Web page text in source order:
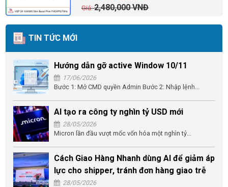
2,480,000VNĐ
TIN TỨC MỚI
Hướng dẫn gỡ active Window 10/11
17/06/2026
Bước 1: Mở CMD quyền Admin Bước 2: Nhập lệnh...
AI tạo ra công ty nghìn tỷ USD mới
28/05/2026
Micron lần đầu vượt mốc vốn hóa một nghìn tỷ...
Cách Giao Hàng Nhanh dùng AI để giảm áp
lực cho shipper, tránh đơn hàng giao trễ
28/05/2026